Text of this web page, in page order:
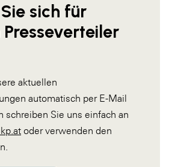
sich für
Presseverteiler
aktuellen
automatisch per E-Mail
schreiben Sie uns einfach an
oder verwenden den